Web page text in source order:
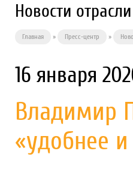
Новости отрасли
Главная » Пресс-центр »
16 января
Владимир
«удобнее